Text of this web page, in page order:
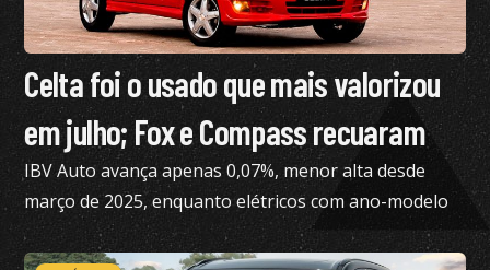
Celta foi o usado que mais valorizou
em julho; Fox e Compass recuaram
IBV Auto avança apenas 0,07%, menor alta desde
março de 2025, enquanto elétricos com ano-modelo
2023 desvalorizam 46,15%